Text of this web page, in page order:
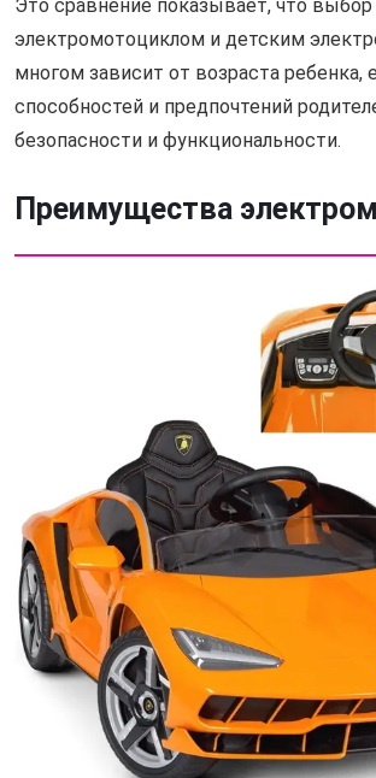
Это сравнение показывает, что
электромотоциклом и детским
многом зависит от возраста ребенка,
способностей и предпочтений
безопасности и функциональности.
Преимущества